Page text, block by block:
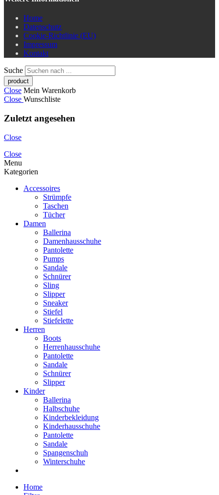
Home
Datenschutz
Cookie-Richtlinie (EU)
Impressum
Kontakt
Suche
Close Mein Warenkorb
Close Wunschliste
Zuletzt angesehen
Close
Close
Menu
Kategorien
Accessoires
Strümpfe
Taschen
Tücher
Damen
Ballerina
Damenhausschuhe
Pantolette
Pumps
Sandale
Schnürer
Sling
Slipper
Sneaker
Stiefel
Stiefelette
Herren
Boots
Herrenhausschuhe
Pantolette
Sandale
Schnürer
Slipper
Kinder
Ballerina
Halbschuhe
Kinderbekleidung
Kinderhausschuhe
Pantolette
Sandale
Spangenschuh
Winterschuhe
Home